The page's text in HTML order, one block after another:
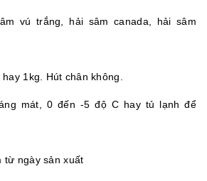
vú trắng, hải sâm canada, hải sâm
1kg. Hút chân không.
mát, 0 đến -5 độ C hay tủ lạnh để
từ ngày sản xuất